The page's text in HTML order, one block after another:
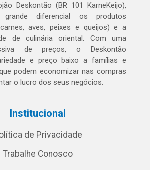
Deskontão (BR 101 KarneKeijo),
diferencial os produtos
aves, peixes e queijos) e a
de culinária oriental. Com uma
de preços, o Deskontão
e preço baixo a famílias e
podem economizar nas compras
o lucro dos seus negócios.
Institucional
de Privacidade
Trabalhe Conosco